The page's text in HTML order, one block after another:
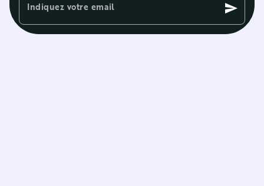
Indiquez votre email send